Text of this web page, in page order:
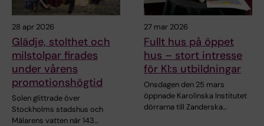
28 apr 2026
Glädje, stolthet och
milstolpar firades
under vårens
promotionshögtid
Solen glittrade över
Stockholms stadshus och
Mälarens vatten när 143…
27 mar 2026
Fullt hus på öppet
hus – stort intresse
för KI:s utbildningar
Onsdagen den 25 mars
öppnade Karolinska Institutet
dörrarna till Zanderska…